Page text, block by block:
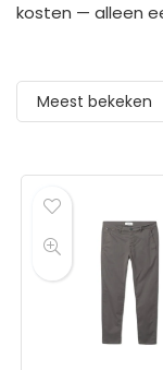
kosten — alleen
Meest bekeken